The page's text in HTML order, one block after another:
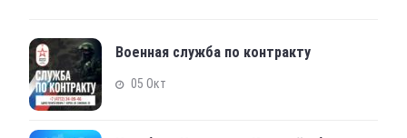
Военная служба по контракту
05 Окт